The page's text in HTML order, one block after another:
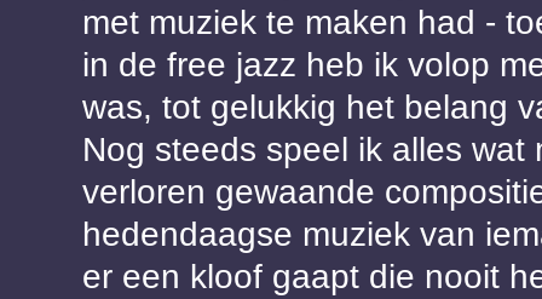
met muziek te maken had -
in de free jazz heb ik volop
was, tot gelukkig het belang
Nog steeds speel ik alles
verloren gewaande
hedendaagse muziek van
er een kloof gaapt die nooit